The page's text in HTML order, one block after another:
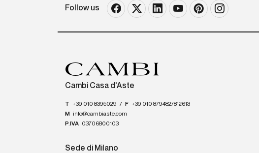
Follow us
Cambi Casa d'Aste
T +39 010 8395029 / F +39 010 879482/812613
M
info@cambiaste.com
P.IVA 03706800103
Sede di Milano